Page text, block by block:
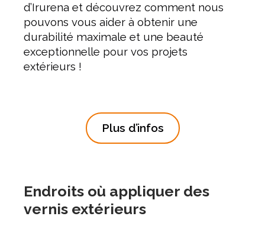
d’Irurena et découvrez comment nous
pouvons vous aider à obtenir une
durabilité maximale et une beauté
exceptionnelle pour vos projets
extérieurs !
Plus d’infos
Endroits où appliquer des
vernis extérieurs